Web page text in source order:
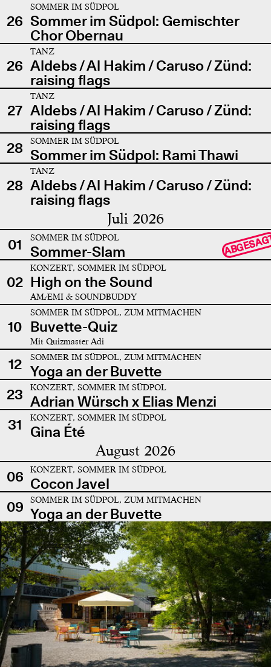
26
SOMMER IM SÜDPOL
Sommer im Südpol: Gemischter
Chor Obernau
26
TANZ
Aldebs / Al Hakim / Caruso / Zünd:
raising flags
27
TANZ
Aldebs / Al Hakim / Caruso / Zünd:
raising flags
28
SOMMER IM SÜDPOL
Sommer im Südpol: Rami Thawi
28
TANZ
Aldebs / Al Hakim / Caruso / Zünd:
raising flags
Juli 2026
01 SOMMER IM SÜDPOL
Sommer-Slam
02
KONZERT, SOMMER IM SÜDPOL
High on the Sound
AMÆMI & SOUNDBUDDY
10
SOMMER IM SÜDPOL, ZUM MITMACHEN
Buvette-Quiz
Mit Quizmaster Adi
12 SOMMER IM SÜDPOL, ZUM MITMACHEN
Yoga an der Buvette
23
KONZERT, SOMMER IM SÜDPOL
Adrian Würsch x Elias Menzi
31
KONZERT, SOMMER IM SÜDPOL
Gina Été
August 2026
06 KONZERT, SOMMER IM SÜDPOL
Cocon Javel
09
SOMMER IM SÜDPOL, ZUM MITMACHEN
Yoga an der Buvette